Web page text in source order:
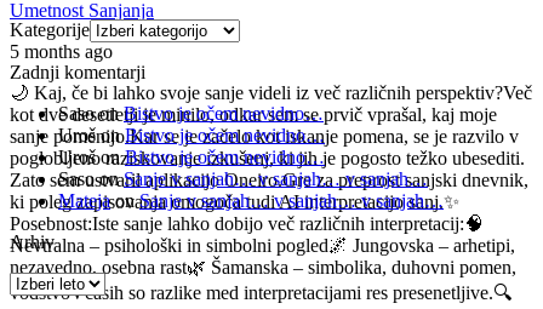
Umetnost Sanjanja
5 months ago
🌙 Kaj, če bi lahko svoje sanje videli iz več različnih perspektiv?Več
kot dve desetletji je minilo, odkar sem se prvič vprašal, kaj moje
sanje pomenijo.Kar se je začelo kot iskanje pomena, se je razvilo v
poglobljeno raziskovanje izkušenj, ki jih je pogosto težko ubesediti.
Zato sem ustvaril aplikacijo Oneiro.Gre za preprost sanjski dnevnik,
ki poleg zapisovanja omogoča tudi AI interpretacijo sanj.✨
Posebnost:Iste sanje lahko dobijo več različnih interpretacij:🧠
Nevtralna – psihološki in simbolni pogled🌌 Jungovska – arhetipi,
nezavedno, osebna rast🌿 Šamanska – simbolika, duhovni pomen,
vodstvoVčasih so razlike med interpretacijami res presenetljive.🔍
Kategorije
Zadnji komentarji
SasoonBistvo je očem nevidno…
UrošonBistvo je očem nevidno…
UrošonBistvo je očem nevidno…
SasoonSanje v sanjah… v sanjah… v sanjah…
MatejaonSanje v sanjah… v sanjah… v sanjah…
Arhiv